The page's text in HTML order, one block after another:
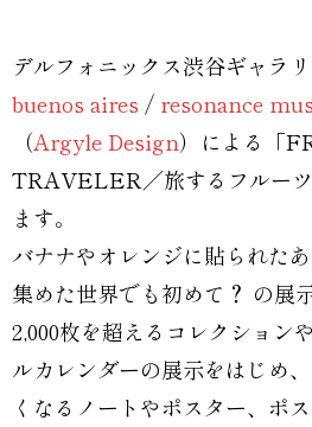
デルフォニックス渋谷ギャラ
buenos aires / resonance
（Argyle Design）による「
TRAVELER／旅するフルー
ます。
バナナやオレンジに貼られた
集めた世界でも初めて？ の展示
2,000枚を超えるコレクション
ルカレンダーの展示をはじめ
くなるノートやポスター、ポ